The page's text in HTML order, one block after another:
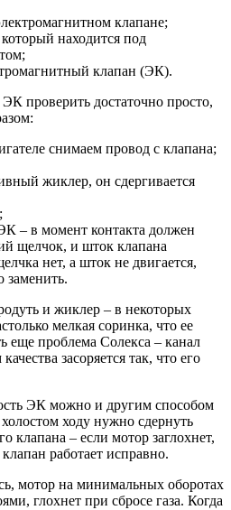
клапане;
находится под
клапан (ЭК).
проверить достаточно просто,
снимаем провод с клапана;
жиклер, он сдергивается
– в момент контакта должен
щелчок, и шток клапана
нет, а шток не двигается,
заменить.
и жиклер – в некоторых
мелкая соринка, что ее
еще проблема Солекса – канал
засоряется так, что его
ЭК можно и другим способом
ходу нужно сдернуть
клапана – если мотор заглохнет,
работает исправно.
мотор на минимальных оборотах
глохнет при сбросе газа. Когда